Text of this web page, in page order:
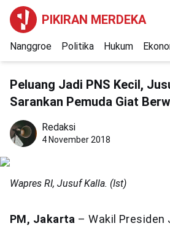
PIKIRAN MERDEKA
Nanggroe Politika Hukum
Peluang Jadi PNS Kecil,
Sarankan Pemuda Giat
Redaksi
4 November 2018
Wapres RI, Jusuf Kalla. (Ist)
PM, Jakarta – Wakil Presiden